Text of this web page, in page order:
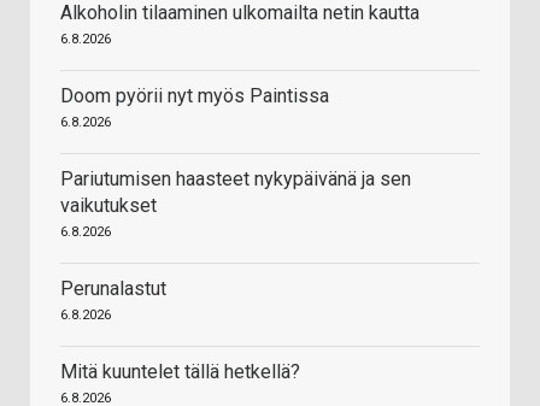
Alkoholin tilaaminen ulkomailta netin kautta
6.8.2026
Doom pyörii nyt myös Paintissa
6.8.2026
Pariutumisen haasteet nykypäivänä ja sen
vaikutukset
6.8.2026
Perunalastut
6.8.2026
Mitä kuuntelet tällä hetkellä?
6.8.2026